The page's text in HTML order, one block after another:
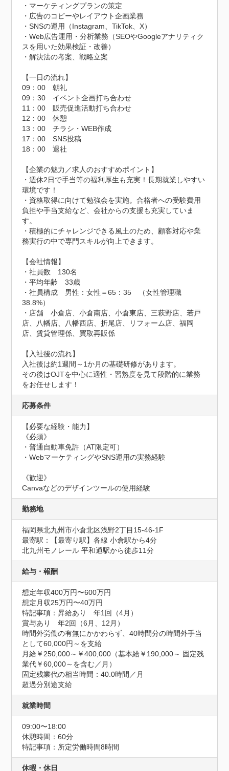
・マーケティングプランの策定
・広告のコピーやレイアウト企画業務
・SNSの運用（Instagram、TikTok、X）
・Web広告運用・分析業務（SEOやGoogleアナリティク
スを用いた効果検証・改善）
・解決法の考案、戦略立案
【一日の流れ】
09：00　朝礼
09：30　イベント企画打ち合わせ
11：00　販売促進活動打ち合わせ
12：00　休憩
13：00　チラシ・WEB作成
17：00　SNS投稿
18：00　退社
【企業の魅力／求人のおすすめポイント】
・週休2日で手当等の福利厚生も充実！長期就業しやすい
環境です！
・資格取得に向けて勉強会を実施。合格者への受験費用
負担や手当支給など、会社からの支援も充実していま
す。
・積極的にチャレンジできる風土のため、顧客対応や業
務実行の中で専門スキルが向上できます。
【会社情報】
・社員数　130名
・平均年齢　33歳
・社員構成　男性：女性＝65：35　（女性管理職
38.8%）
・店舗　小倉店、小倉南店、小倉東店、三萩野店、若戸
店、八幡店、八幡西店、折尾店、リフォーム店、福岡
店、賃貸管理係、買取再販係
【入社後の流れ】
入社後は約1週間～1か月の基礎研修があります。
その後はOJTを中心に適性・習熟度を見て段階的に業務
をお任せします！
応募条件
【必要な経験・能力】
《必須》
・普通自動車免許（AT限定可）
・WebマーケティングやSNS運用の実務経験
《歓迎》
Canvaなどのデザインツールの使用経験
勤務地
福岡県北九州市小倉北区浅野2丁目15-46-1F
最寄駅：【最寄り駅】各線 小倉駅から4分
北九州モノレール 平和通駅から徒歩11分
給与・報酬
想定年収400万円〜600万円
想定月収25万円〜40万円
特記事項：昇給あり　年1回（4月）
賞与あり　年2回（6月、12月）
時間外労働の有無にかかわらず、40時間分の時間外手当
として60,000円～を支給
月給￥250,000～￥400,000（基本給￥190,000～ 固定残
業代￥60,000～を含む／月）
固定残業代の相当時間：40.0時間／月
超過分別途支給
就業時間
09:00〜18:00
休憩時間：60分
特記事項：所定労働時間8時間
休暇・休日